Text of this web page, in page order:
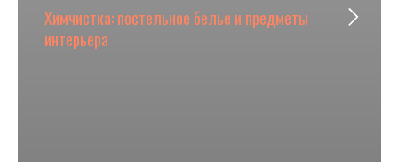
Химчистка: постельное белье и предметы
интерьера